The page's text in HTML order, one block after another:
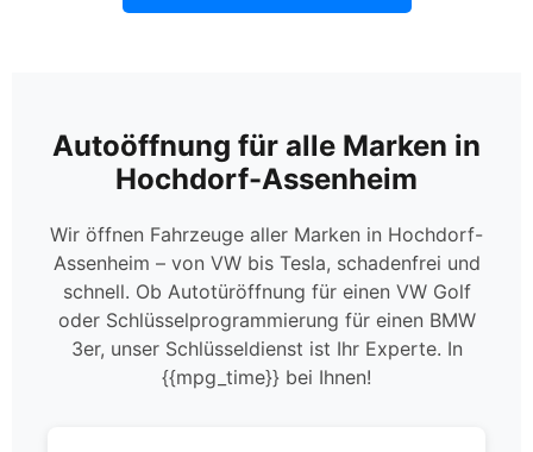
Autoöffnung für alle Marken in
Hochdorf-Assenheim
Wir öffnen Fahrzeuge aller Marken in Hochdorf-
Assenheim – von VW bis Tesla, schadenfrei und
schnell. Ob Autotüröffnung für einen VW Golf
oder Schlüsselprogrammierung für einen BMW
3er, unser Schlüsseldienst ist Ihr Experte. In
{{mpg_time}} bei Ihnen!